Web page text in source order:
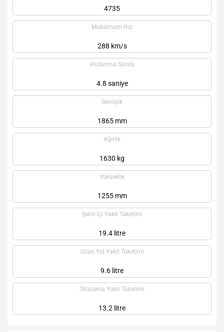
4735
Maksimum Hız
288 km/s
Hızlanma Süresi
4.8 saniye
Genişlik
1865 mm
Ağırlık
1630 kg
Yükseklik
1255 mm
Şehir İçi Yakıt Tüketimi
19.4 litre
Uzun Yol Yakıt Tüketimi
9.6 litre
Ortalama Yakıt Tüketimi
13.2 litre